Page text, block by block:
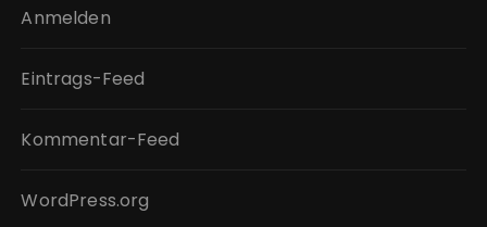
Anmelden
Eintrags-Feed
Kommentar-Feed
WordPress.org